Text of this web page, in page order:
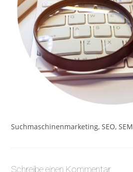
Suchmaschinenmarketing, SEO, SEM
Schreibe einen Kommentar